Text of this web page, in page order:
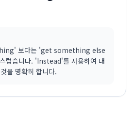
보다는 'get something else
럽습니다. 'Instead'를 사용하여 대
을 명확히 합니다.